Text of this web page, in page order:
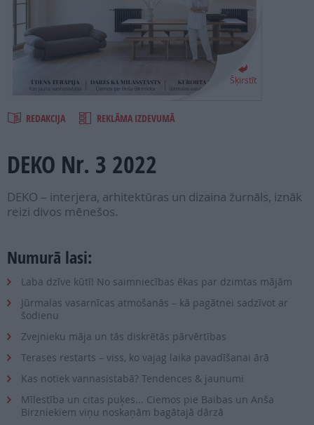
SEARCH
Šķirstīt
REDAKCIJA REKLĀMA IZDEVUMĀ
DEKO Nr. 3 2022
DEKO – interjera, arhitektūras un dizaina žurnāls, iznāk
reizi divos mēnešos.
Numurā lasi:
Laba dzīve kūtī! No saimniecības ēkas par dzimtas mājām
Jūrmalas vasarnīcas atmošanās – kā pagātnei sadzīvot ar
šodienu
Zvejnieku māja un tās diskrētās pārvērtības
Terases restarts – viss, ko vajag laika pavadīšanai ārā
Kas notiek vannasistabā? Tendences & jaunumi
Mīlestība un citas puķes... Ciemos pie Baibas un Anša
Birzniekiem viņu noskaņām bagātajā dārzā